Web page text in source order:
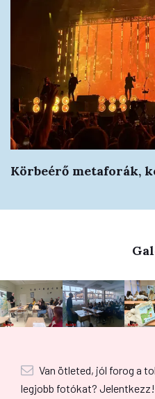
Körbeérő metaforák,
Van ötleted, jól forog a
legjobb fotókat?